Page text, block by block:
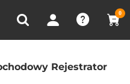
0
OSTATNIO OGLĄDANE
Samochodowy
Rejestrator